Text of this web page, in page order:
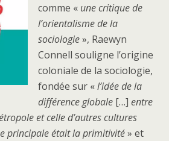
comme « une critique de
l’orientalisme de la
sociologie», Raewyn
Connell souligne l’origine
coloniale de la sociologie,
fondée sur «l’idée de la
différence globale […] entre
et celle d’autres cultures
principale était la primitivité» et